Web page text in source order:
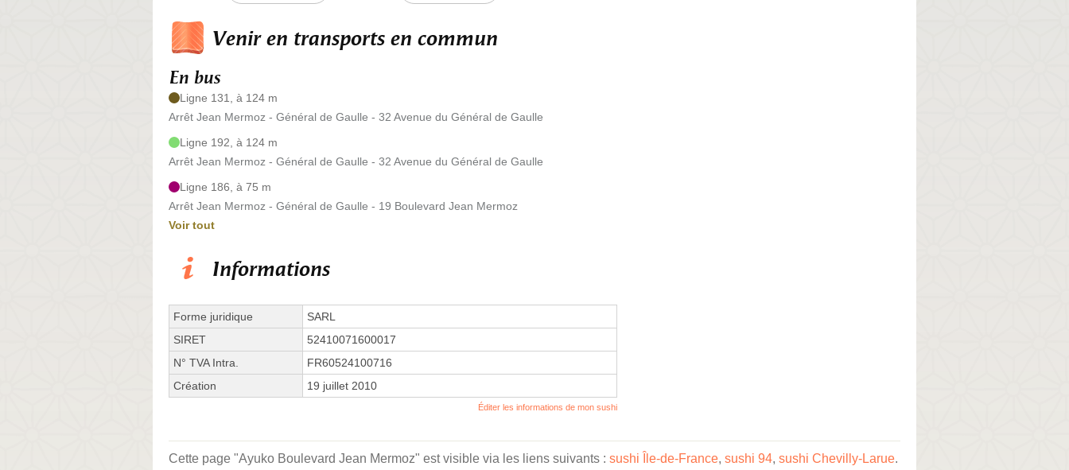
Venir en transports en commun
En bus
Ligne 131, à 124 m
Arrêt Jean Mermoz - Général de Gaulle - 32 Avenue du Général de Gaulle
Ligne 192, à 124 m
Arrêt Jean Mermoz - Général de Gaulle - 32 Avenue du Général de Gaulle
Ligne 186, à 75 m
Arrêt Jean Mermoz - Général de Gaulle - 19 Boulevard Jean Mermoz
Voir tout
Informations
Forme juridique
SARL
SIRET
52410071600017
N° TVA Intra.
FR60524100716
Création
19 juillet 2010
Éditer les informations de mon sushi
Cette page "Ayuko Boulevard Jean Mermoz" est visible via les liens suivants : sushi Île-de-France, sushi 94, sushi Chevilly-Larue.